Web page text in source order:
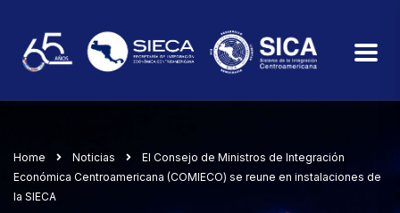
Home Noticias
El Consejo de Ministros de Integración
Económica Centroamericana (COMIECO) se reune en instalaciones de
la SIECA